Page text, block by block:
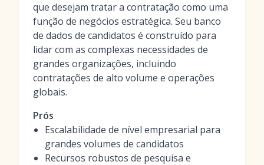
que desejam tratar a contratação como uma
função de negócios estratégica. Seu banco
de dados de candidatos é construído para
lidar com as complexas necessidades de
grandes organizações, incluindo
contratações de alto volume e operações
globais.
Prós
Escalabilidade de nível empresarial para
grandes volumes de candidatos
Recursos robustos de pesquisa e